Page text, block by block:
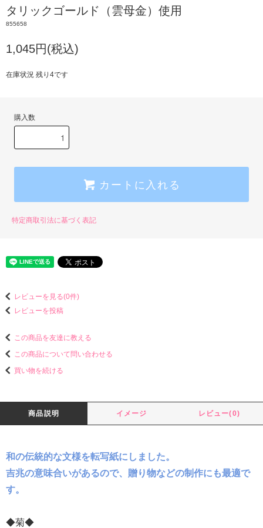
タリックゴールド（雲母金）使用
855658
1,045円(税込)
在庫状況 残り4です
購入数
カートに入れる
特定商取引法に基づく表記
レビューを見る(0件)
レビューを投稿
この商品を友達に教える
この商品について問い合わせる
買い物を続ける
商品説明 イメージ レビュー(0)
和の伝統的な文様を転写紙にしました。
吉兆の意味合いがあるので、贈り物などの制作にも最適で
す。
◆菊◆